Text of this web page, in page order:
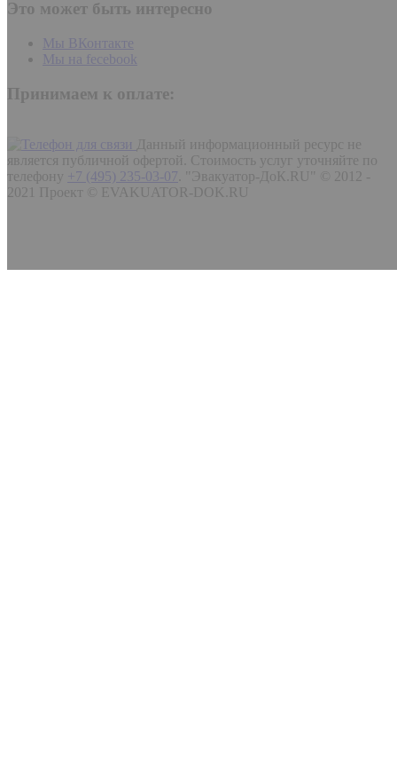
Это может быть интересно
Мы ВКонтакте
Мы на fecebook
Принимаем к оплате:
Данный информационный ресурс не
является публичной офертой. Стоимость услуг уточняйте по
телефону
+7 (495) 235-03-07 "Эвакуатор-ДоК.RU" © 2012 -
2021 Проект © EVAKUATOR-DOK.RU